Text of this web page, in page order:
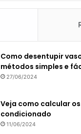
Como desentupir
métodos simples e
27/06/2024
Veja como calcular os
condicionado
11/06/2024